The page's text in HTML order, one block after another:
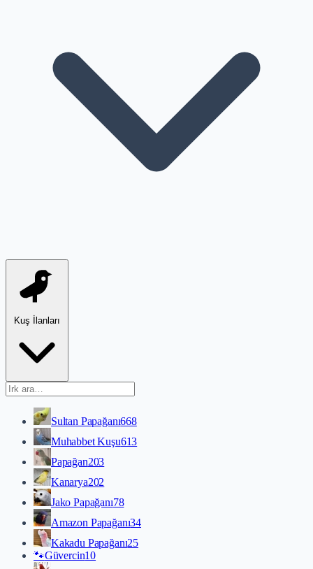
Kuş İlanları
Sultan Papağanı668
Muhabbet Kuşu613
Papağan203
Kanarya202
Jako Papağanı78
Amazon Papağanı34
Kakadu Papağanı25
🐾Güvercin10